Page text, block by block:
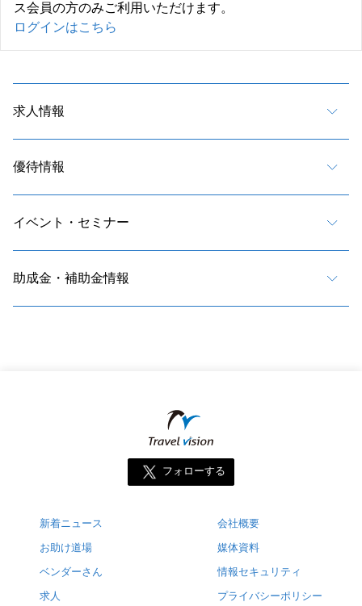
ス会員の方のみご利用いただけます。
ログインはこちら
求人情報
優待情報
イベント・セミナー
助成金・補助金情報
フォローする
新着ニュース
お助け道場
ベンダーさん
求人
会社概要
媒体資料
情報セキュリティ
プライバシーポリシー